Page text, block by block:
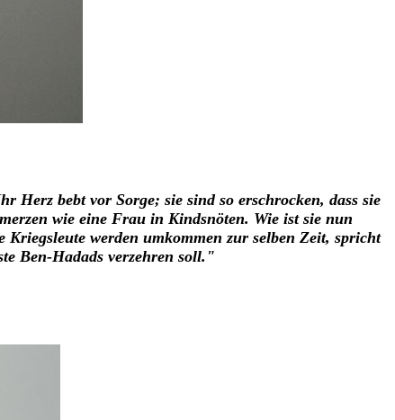
Herz bebt vor Sorge; sie sind so erschrocken, dass sie
wie eine Frau in Kindsnöten. Wie ist sie nun
werden umkommen zur selben Zeit, spricht
Ben-Hadads verzehren soll."